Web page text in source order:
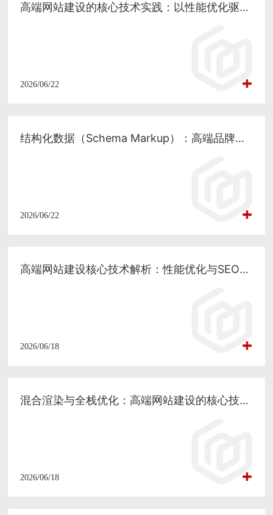
高端网站建设的核心技术实践：以性能优化驱动品牌价值与用户体验
2026/06/22
结构化数据（Schema Markup）：高端品牌网站建设中不可忽视的技术基石
2026/06/22
高端网站建设核心技术解析：性能优化与SEO的深度融合实践
2026/06/18
混合渲染与全栈优化：高端网站建设的核心技术革命
2026/06/18